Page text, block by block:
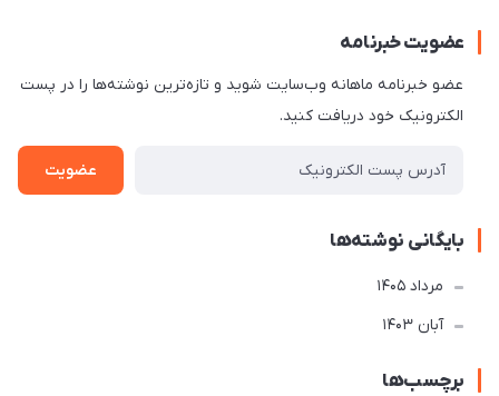
عضویت خبرنامه
عضو خبرنامه ماهانه وب‌سایت شوید و تازه‌ترین نوشته‌ها را در پست
الکترونیک خود دریافت کنید.
عضویت
بایگانی نوشته‌ها
مرداد 1405
آبان 1403
برچسب‌ها